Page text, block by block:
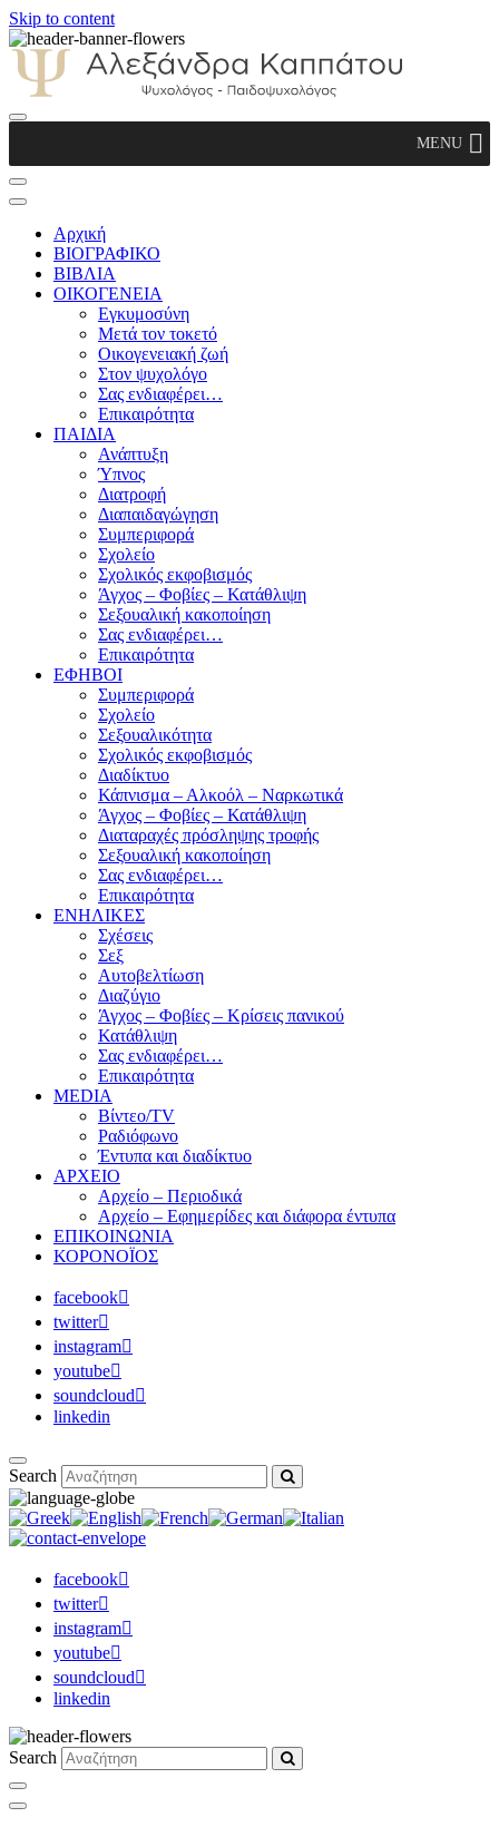
Skip to content
Παιδοψυχολόγος
MENU
Αρχική
ΒΙΟΓΡΑΦΙΚΟ
ΒΙΒΛΙΑ
ΟΙΚΟΓΕΝΕΙΑ
Εγκυμοσύνη
Μετά τον τοκετό
Οικογενειακή ζωή
Στον ψυχολόγο
Σας ενδιαφέρει…
Επικαιρότητα
ΠΑΙΔΙΑ
Ανάπτυξη
Ύπνος
Διατροφή
Διαπαιδαγώγηση
Συμπεριφορά
Σχολείο
Σχολικός εκφοβισμός
Άγχος – Φοβίες – Κατάθλιψη
Σεξουαλική κακοποίηση
Σας ενδιαφέρει…
Επικαιρότητα
ΕΦΗΒΟΙ
Συμπεριφορά
Σχολείο
Σεξουαλικότητα
Σχολικός εκφοβισμός
Διαδίκτυο
Κάπνισμα – Αλκοόλ – Ναρκωτικά
Άγχος – Φοβίες – Κατάθλιψη
Διαταραχές πρόσληψης τροφής
Σεξουαλική κακοποίηση
Σας ενδιαφέρει…
Επικαιρότητα
ΕΝΗΛΙΚΕΣ
Σχέσεις
Σεξ
Αυτοβελτίωση
Διαζύγιο
Άγχος – Φοβίες – Κρίσεις πανικού
Κατάθλιψη
Σας ενδιαφέρει…
Επικαιρότητα
MEDIA
Βίντεο/TV
Ραδιόφωνο
Έντυπα και διαδίκτυο
ΑΡΧΕΙΟ
Αρχείο – Περιοδικά
Αρχείο – Εφημερίδες και διάφορα έντυπα
ΕΠΙΚΟΙΝΩΝΙΑ
ΚΟΡΟΝΟΪΟΣ
facebook
twitter
instagram
youtube
soundcloud
linkedin
Search
facebook
twitter
instagram
youtube
soundcloud
linkedin
Search